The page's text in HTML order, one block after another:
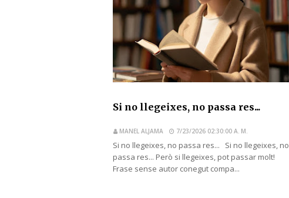
Si no llegeixes, no passa res...
MANEL ALJAMA 7/23/2026 02:30:00 A. M.
Si no llegeixes, no passa res... Si no llegeixes, no
passa res... Però si llegeixes, pot passar molt!
Frase sense autor conegut compa...